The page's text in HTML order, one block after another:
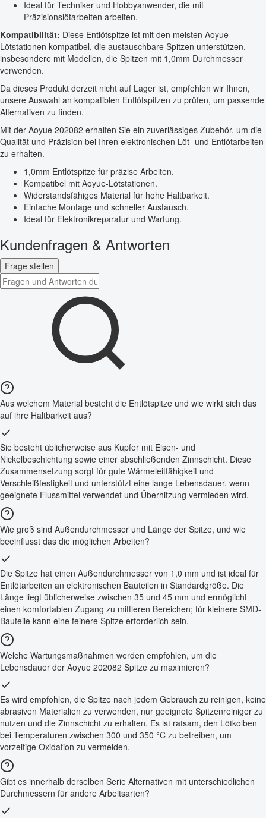
Ideal für Techniker und Hobbyanwender, die mit
Präzisionslötarbeiten arbeiten.
Kompatibilität: Diese Entlötspitze ist mit den meisten Aoyue-
Lötstationen kompatibel, die austauschbare Spitzen unterstützen,
insbesondere mit Modellen, die Spitzen mit 1,0mm Durchmesser
verwenden.
Da dieses Produkt derzeit nicht auf Lager ist, empfehlen wir Ihnen,
unsere Auswahl an kompatiblen Entlötspitzen zu prüfen, um passende
Alternativen zu finden.
Mit der Aoyue 202082 erhalten Sie ein zuverlässiges Zubehör, um die
Qualität und Präzision bei Ihren elektronischen Löt- und Entlötarbeiten
zu erhalten.
1,0mm Entlötspitze für präzise Arbeiten.
Kompatibel mit Aoyue-Lötstationen.
Widerstandsfähiges Material für hohe Haltbarkeit.
Einfache Montage und schneller Austausch.
Ideal für Elektronikreparatur und Wartung.
Kundenfragen & Antworten
Frage stellen
Aus welchem Material besteht die Entlötspitze und wie wirkt sich das
auf ihre Haltbarkeit aus?
Sie besteht üblicherweise aus Kupfer mit Eisen- und
Nickelbeschichtung sowie einer abschließenden Zinnschicht. Diese
Zusammensetzung sorgt für gute Wärmeleitfähigkeit und
Verschleißfestigkeit und unterstützt eine lange Lebensdauer, wenn
geeignete Flussmittel verwendet und Überhitzung vermieden wird.
Wie groß sind Außendurchmesser und Länge der Spitze, und wie
beeinflusst das die möglichen Arbeiten?
Die Spitze hat einen Außendurchmesser von 1,0 mm und ist ideal für
Entlötarbeiten an elektronischen Bauteilen in Standardgröße. Die
Länge liegt üblicherweise zwischen 35 und 45 mm und ermöglicht
einen komfortablen Zugang zu mittleren Bereichen; für kleinere SMD-
Bauteile kann eine feinere Spitze erforderlich sein.
Welche Wartungsmaßnahmen werden empfohlen, um die
Lebensdauer der Aoyue 202082 Spitze zu maximieren?
Es wird empfohlen, die Spitze nach jedem Gebrauch zu reinigen, keine
abrasiven Materialien zu verwenden, nur geeignete Spitzenreiniger zu
nutzen und die Zinnschicht zu erhalten. Es ist ratsam, den Lötkolben
bei Temperaturen zwischen 300 und 350 °C zu betreiben, um
vorzeitige Oxidation zu vermeiden.
Gibt es innerhalb derselben Serie Alternativen mit unterschiedlichen
Durchmessern für andere Arbeitsarten?